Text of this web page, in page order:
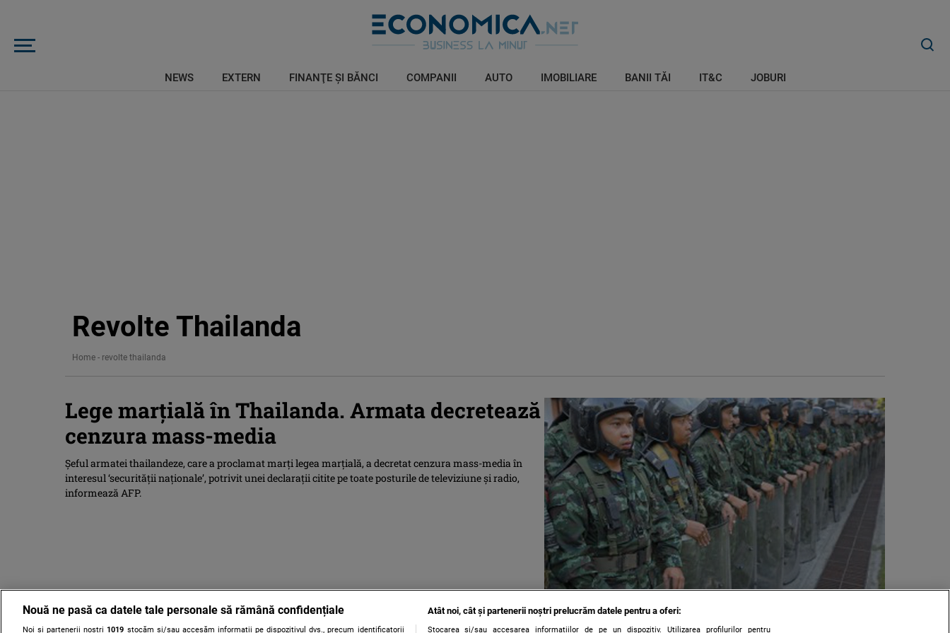
NEWS EXTERN FINANŢE ŞI BĂNCI COMPANII AUTO IMOBILIARE BANII TĂI IT&C JOBURI
Revolte Thailanda
Home - revolte thailanda
Lege marţială în Thailanda. Armata decretează
cenzura mass-media
Şeful armatei thailandeze, care a proclamat marţi legea marţială, a decretat cenzura mass-media în
interesul ‘securităţii naţionale’, potrivit unei declaraţii citite pe toate posturile de televiziune şi radio,
informează AFP.
Nouă ne pasă ca datele tale personale să rămână confidențiale
Noi și partenerii noștri1019 stocăm și/sau accesăm informații pe dispozitivul dvs., precum identificatorii
Atât noi, cât și partenerii noștri prelucrăm datele pentru a oferi:
Stocarea și/sau accesarea informațiilor de pe un dispozitiv. Utilizarea profilurilor pentru